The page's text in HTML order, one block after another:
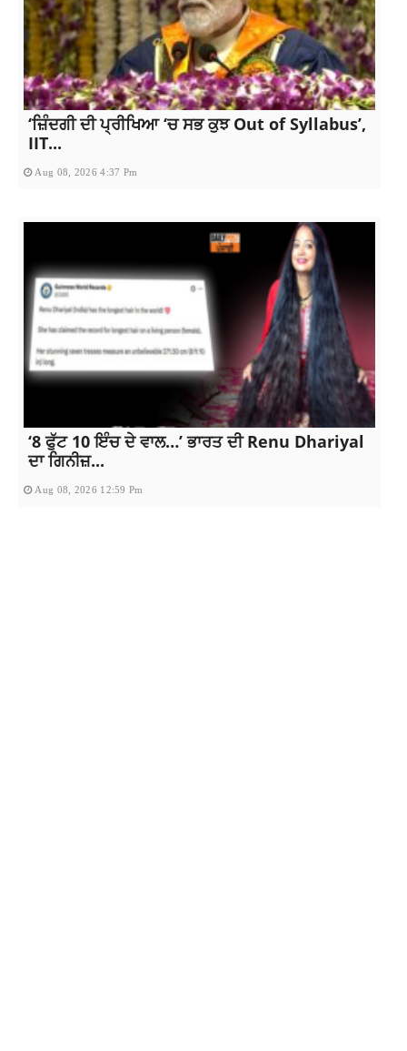
‘ਜ਼ਿੰਦਗੀ ਦੀ ਪ੍ਰੀਖਿਆ ‘ਚ ਸਭ ਕੁਝ Out of Syllabus’,
IIT...
Aug 08, 2026 4:37 Pm
‘8 ਫੁੱਟ 10 ਇੰਚ ਦੇ ਵਾਲ…’ ਭਾਰਤ ਦੀ Renu Dhariyal
ਦਾ ਗਿਨੀਜ਼...
Aug 08, 2026 12:59 Pm